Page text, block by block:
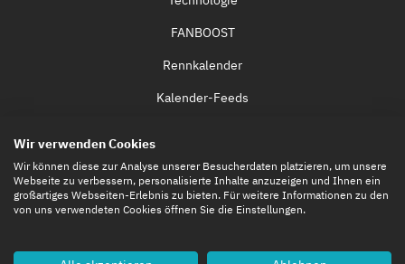
FANBOOST
Rennkalender
Kalender-Feeds
Eintrittskarten
Wir verwenden Cookies
Wir können diese zur Analyse unserer Besucherdaten platzieren, um unsere
Webseite zu verbessern, personalisierte Inhalte anzuzeigen und Ihnen ein
großartiges Webseiten-Erlebnis zu bieten. Für weitere Informationen zu den
von uns verwendeten Cookies öffnen Sie die Einstellungen.